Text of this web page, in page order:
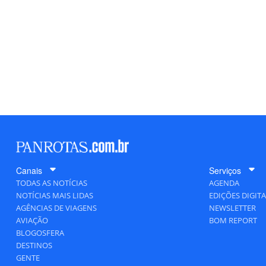
Canais
TODAS AS NOTÍCIAS
NOTÍCIAS MAIS LIDAS
AGÊNCIAS DE VIAGENS
AVIAÇÃO
BLOGOSFERA
DESTINOS
GENTE
Serviços
AGENDA
EDIÇÕES
NEWSLETTER
BOM REPORT